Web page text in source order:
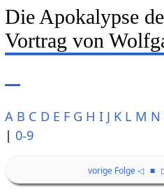
Die Apokalypse
Vortrag von
A B C D E F G H I J K L M N
| 0-9
vorige Folge ◁ ■